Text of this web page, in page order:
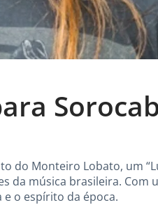
do Monteiro Lobato, um
da música brasileira. Com
e o espírito da época.